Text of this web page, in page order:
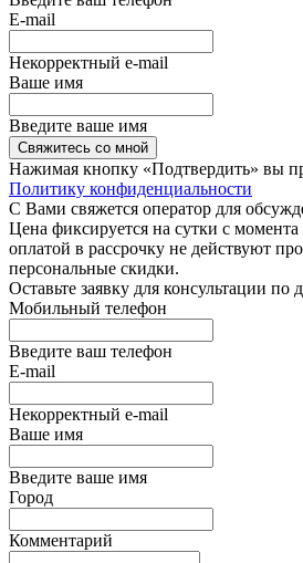
E-mail
Некорректный e-mail
Ваше имя
Введите ваше имя
Свяжитесь со мной
Нажимая кнопку «Подтвердить» вы
Политику конфиденциальности
С Вами свяжется оператор для
Цена фиксируется на сутки с момента
оплатой в рассрочку не действуют
персональные скидки.
Оставьте заявку для консультации по
Мобильный телефон
Введите ваш телефон
E-mail
Некорректный e-mail
Ваше имя
Введите ваше имя
Город
Комментарий